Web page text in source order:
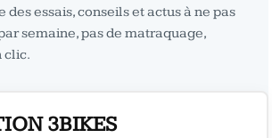
essais, conseils et actus à ne pas
semaine, pas de matraquage,
clic.
3BIKES